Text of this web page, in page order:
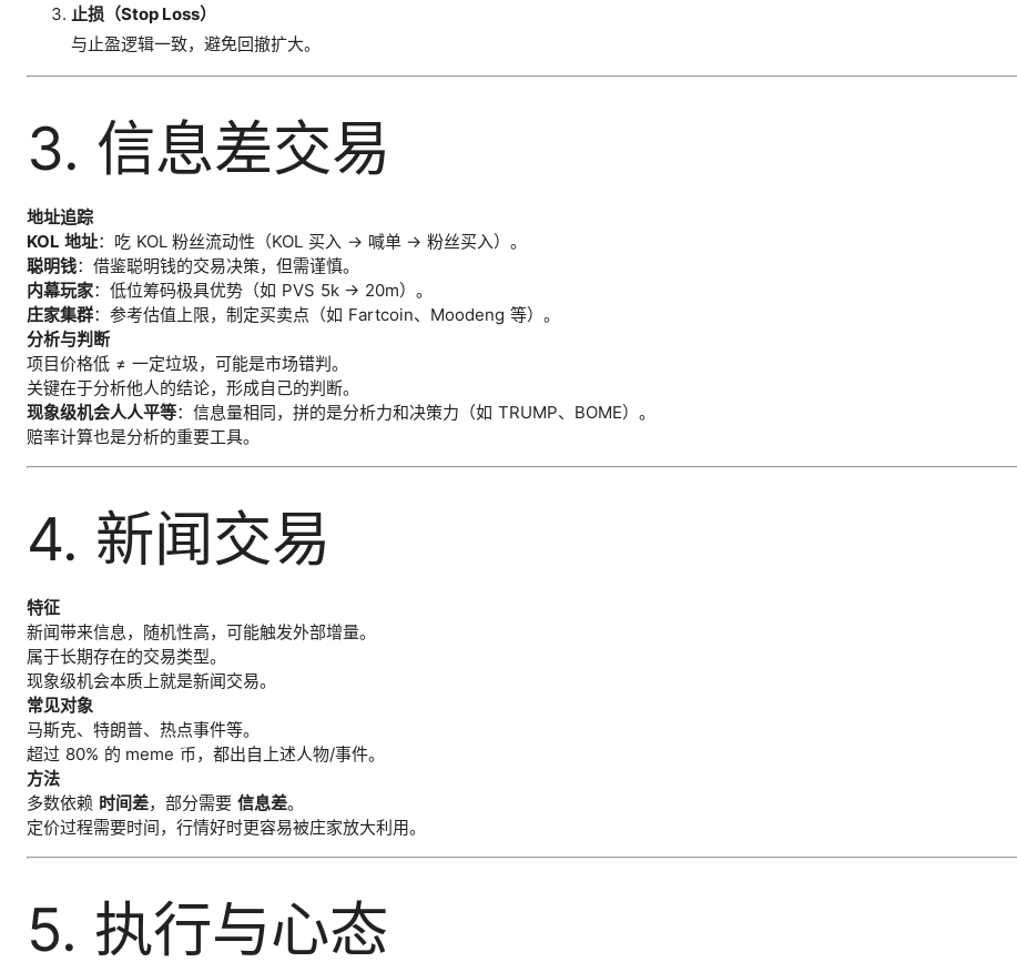
止损（Stop Loss）
与止盈逻辑一致，避免回撤扩大。
3. 信息差交易
地址追踪
KOL 地址：吃 KOL 粉丝流动性（KOL 买入 → 喊单 → 粉丝买入）。
聪明钱：借鉴聪明钱的交易决策，但需谨慎。
内幕玩家：低位筹码极具优势（如 PVS 5k → 20m）。
庄家集群：参考估值上限，制定买卖点（如 Fartcoin、Moodeng 等）。
分析与判断
项目价格低 ≠ 一定垃圾，可能是市场错判。
关键在于分析他人的结论，形成自己的判断。
现象级机会人人平等：信息量相同，拼的是分析力和决策力（如 TRUMP、BOME）。
赔率计算也是分析的重要工具。
4. 新闻交易
特征
新闻带来信息，随机性高，可能触发外部增量。
属于长期存在的交易类型。
现象级机会本质上就是新闻交易。
常见对象
马斯克、特朗普、热点事件等。
超过 80% 的 meme 币，都出自上述人物/事件。
方法
多数依赖 时间差，部分需要 信息差。
定价过程需要时间，行情好时更容易被庄家放大利用。
5. 执行与心态